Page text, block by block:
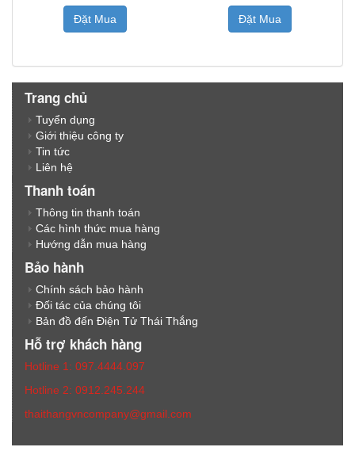
Đặt Mua Đặt Mua
Trang chủ
Tuyển dụng
Giới thiệu công ty
Tin tức
Liên hệ
Thanh toán
Thông tin thanh toán
Các hình thức mua hàng
Hướng dẫn mua hàng
Bảo hành
Chính sách bảo hành
Đối tác của chúng tôi
Bản đồ đến Điện Tử Thái Thắng
Hỗ trợ khách hàng
Hotline 1: 097.4444.097
Hotline 2: 0912.245.244
thaithangvncompany@gmail.com